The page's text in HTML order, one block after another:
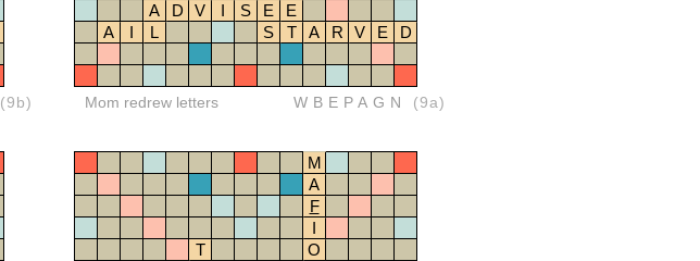
(9b)
A
D V I S E
E
A
I L S T A R V E D
Mom redrew letters WBEPAGN (9a)
M
A
F
I
T
O